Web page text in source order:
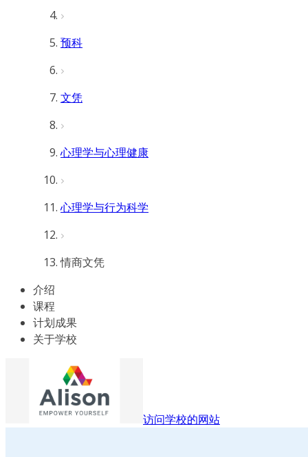
预科
文凭
心理学与心理健康
心理学与行为科学
情商文凭
介绍
课程
计划成果
关于学校
访问学校的网站